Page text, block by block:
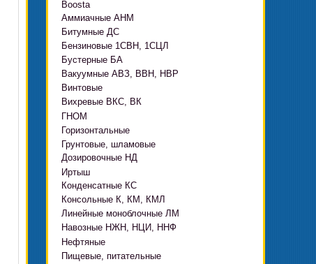
Boosta
Boosta-F
Boosta-L
Boosta-APD установки
Аммиачные АНМ
Битумные ДС
Бензиновые 1СВН, 1СЦЛ
Бустерные БА
Вакуумные АВЗ, ВВН, НВР
Винтовые
Вихревые ВКС, ВК
ГНОМ
Грязевые
Ф, Фр
с HMS Control
Горизонтальные
Д, 1Д
ЦН
DeLium
Грунтовые, шламовые
ГРАТ, ГРАК, ГРАР
ВШН
Дозировочные НД
Иртыш
ПФ, НФ, ПД
ЦМЛ
ЦМК
Конденсатные КС
Консольные К, КМ, КМЛ
Линейные моноблочные ЛМ
Навозные НЖН, НЦИ, ННФ
Нефтяные
НВ, НВЕ, НДВ
Пищевые, питательные